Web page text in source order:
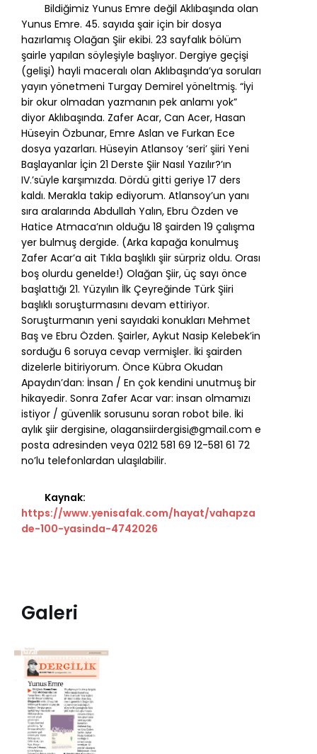
Bildiğimiz Yunus Emre değil Aklıbaşında olan
Yunus Emre. 45. sayıda şair için bir dosya
hazırlamış Olağan Şiir ekibi. 23 sayfalık bölüm
şairle yapılan söyleşiyle başlıyor. Dergiye geçişi
(gelişi) hayli maceralı olan Aklıbaşında’ya soruları
yayın yönetmeni Turgay Demirel yöneltmiş. “İyi
bir okur olmadan yazmanın pek anlamı yok”
diyor Aklıbaşında. Zafer Acar, Can Acer, Hasan
Hüseyin Özbunar, Emre Aslan ve Furkan Ece
dosya yazarları. Hüseyin Atlansoy ‘seri’ şiiri Yeni
Başlayanlar İçin 21 Derste Şiir Nasıl Yazılır?’ın
IV.’süyle karşımızda. Dördü gitti geriye 17 ders
kaldı. Merakla takip ediyorum. Atlansoy’un yanı
sıra aralarında Abdullah Yalın, Ebru Özden ve
Hatice Atmaca’nın olduğu 18 şairden 19 çalışma
yer bulmuş dergide. (Arka kapağa konulmuş
Zafer Acar’a ait Tıkla başlıklı şiir sürpriz oldu. Orası
boş olurdu genelde!) Olağan Şiir, üç sayı önce
başlattığı 21. Yüzyılın İlk Çeyreğinde Türk Şiiri
başlıklı soruşturmasını devam ettiriyor.
Soruşturmanın yeni sayıdaki konukları Mehmet
Baş ve Ebru Özden. Şairler, Aykut Nasip Kelebek’in
sorduğu 6 soruya cevap vermişler. İki şairden
dizelerle bitiriyorum. Önce Kübra Okudan
Apaydın’dan: İnsan / En çok kendini unutmuş bir
hikayedir. Sonra Zafer Acar var: insan olmamızı
istiyor / güvenlik sorusunu soran robot bile. İki
aylık şiir dergisine, olagansiirdergisi@gmail.com e
posta adresinden veya 0212 581 69 12-581 61 72
no’lu telefonlardan ulaşılabilir.
Kaynak:
https://www.yenisafak.com/hayat/vahapza
de-100-yasinda-4742026
Galeri